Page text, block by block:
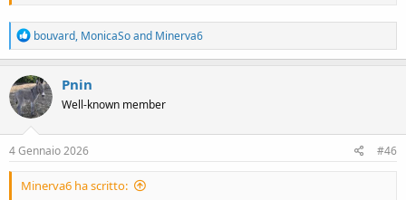
R
e
a
c
t
i
o
n
s
bouvard, MonicaSoand Minerva6
Pnin
Well-known member
4 Gennaio 2026 #46
Minerva6 ha scritto: